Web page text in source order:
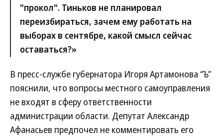
"прокол". Тиньков не планировал
переизбираться, зачем ему работать на
выборах в сентябре, какой смысл сейчас
оставаться?»
В пресс-службе губернатора Игоря Артамонова “Ъ”
пояснили, что вопросы местного самоуправления
не входят в сферу ответственности
администрации области. Депутат Александр
Афанасьев предпочел не комментировать его